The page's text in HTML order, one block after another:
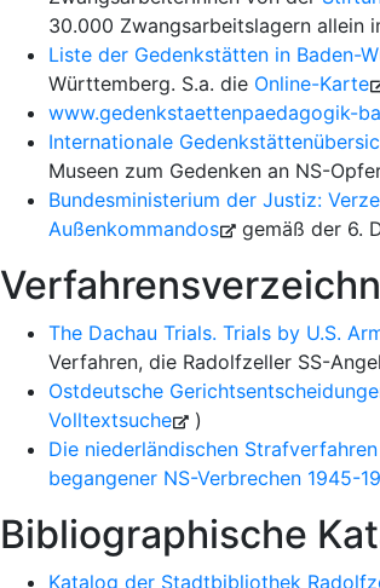
30.000 Zwangsarbeitslagern allein
Liste der Gedenkstätten in Baden-
Württemberg. S.a. die Online-Karte
www.gedenkstaettenpaedagogik-
Internationale
Museen zum Gedenken an NS-
Bundesministerium der Justiz:
Außenkommandos
gemäß der 6.
The Dachau Trials. Trials by U.S.
Verfahren, die Radolfzeller SS-
Ostdeutsche
Volltextsuche
)
Die niederländischen
begangener NS-Verbrechen 1945-
Bibliographische
Katalog der Stadtbibliothek